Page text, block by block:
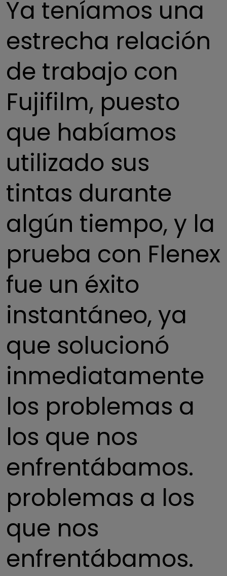
Ya teníamos una
estrecha relación
de trabajo con
Fujifilm, puesto
que habíamos
utilizado sus
tintas durante
algún tiempo, y la
prueba con Flenex
fue un éxito
instantáneo, ya
que solucionó
inmediatamente
los problemas a
los que nos
enfrentábamos.
problemas a los
que nos
enfrentábamos.